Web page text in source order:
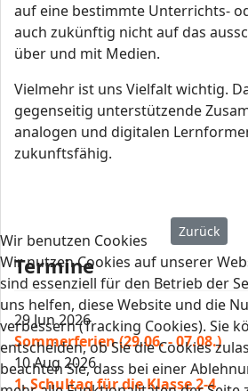
auf eine bestimmte Unterrichts-
auch zukünftig nicht auf das
über und mit Medien.
Vielmehr ist uns Vielfalt wichtig.
gegenseitig unterstützende
analogen und digitalen
zukunftsfähig.
Vorheriger
Zurück
Termine
29 Jun 2026
Sommerferien (29.06. - 07.08.)
10 Aug 2026
1. Schultag für die Klasse 2-4
Wir benutzen Cookies
Wir nutzen Cookies auf unserer
sind essenziell für den Betrieb der
uns helfen, diese Website und die
verbessern (Tracking Cookies). Sie
entscheiden, ob Sie die Cookies
beachten Sie, dass bei einer